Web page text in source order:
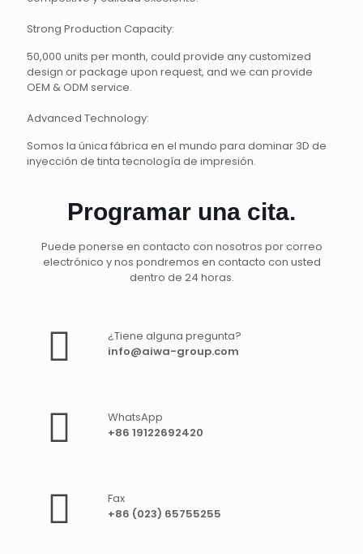
Strong Production Capacity:
50,000 units per month, could provide any customized
design or package upon request, and we can provide
OEM & ODM service.
Advanced Technology:
Somos la única fábrica en el mundo para dominar 3D de
inyección de tinta tecnología de impresión.
Programar una cita.
Puede ponerse en contacto con nosotros por correo
electrónico y nos pondremos en contacto con usted
dentro de 24 horas.
¿Tiene alguna pregunta?
info@aiwa-group.com
WhatsApp
+86 19122692420
Fax
+86 (023) 65755255